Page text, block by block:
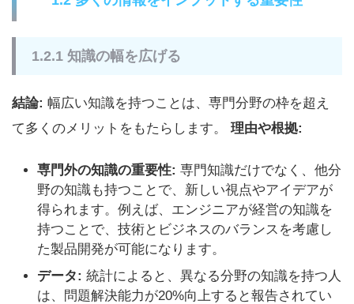
1.2.1 知識の幅を広げる
結論: 幅広い知識を持つことは、専門分野の枠を超え
て多くのメリットをもたらします。 理由や根拠:
専門外の知識の重要性: 専門知識だけでなく、他分
野の知識も持つことで、新しい視点やアイデアが
得られます。例えば、エンジニアが経営の知識を
持つことで、技術とビジネスのバランスを考慮し
た製品開発が可能になります。
データ: 統計によると、異なる分野の知識を持つ人
は、問題解決能力が20%向上すると報告されてい